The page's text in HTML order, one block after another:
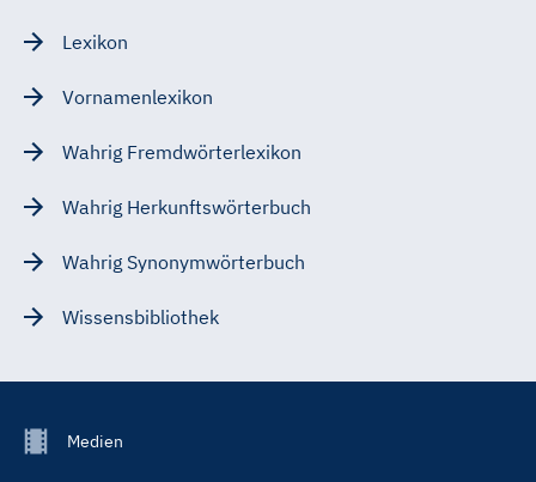
Lexikon
Vornamenlexikon
Wahrig Fremdwörterlexikon
Wahrig Herkunftswörterbuch
Wahrig Synonymwörterbuch
Wissensbibliothek
FooterMedien